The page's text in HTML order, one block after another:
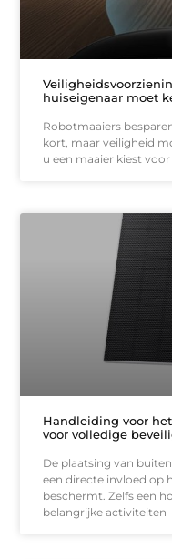
huiseigenaar moet
Robotmaaiers
kort, maar veiligheid
u een maaier kiest
Handleiding voor
voor volledige
De plaatsing van
een directe invloed op
beschermt. Zelfs een
belangrijke activiteiten